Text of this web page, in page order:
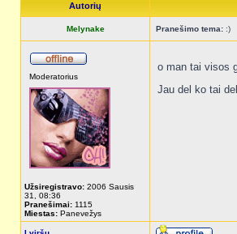
Autorių
Melynake Pranešimo tema: :)
Moderatorius
Užsiregistravo: 2006 Sausis
31, 08:36
Pranešimai: 1115
Miestas: Panevežys
o man tai visos
Jau del ko tai